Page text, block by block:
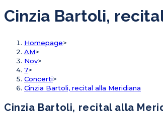
Cinzia Bartoli,
Homepage>
AM>
Nov>
7>
Concerti>
Cinzia Bartoli, recital alla Meridiana
Cinzia Bartoli, recital alla